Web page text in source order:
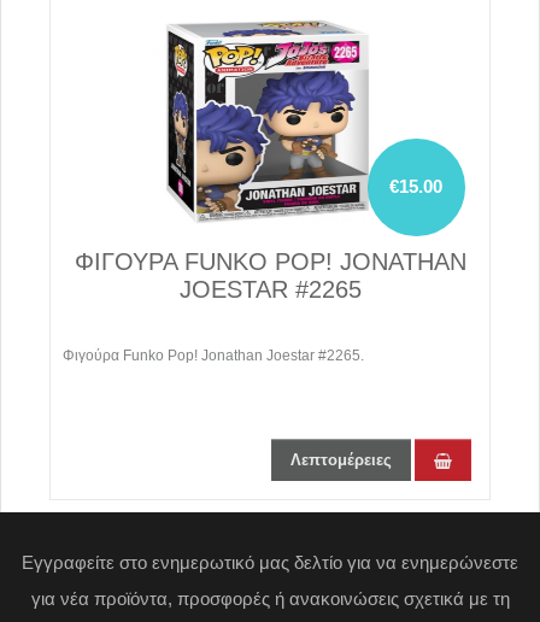
€15.00
ΦΙΓΟΥΡΑ FUNKO POP! JONATHAN
JOESTAR #2265
Φιγούρα Funko Pop! Jonathan Joestar #2265.
Λεπτομέρειες
Εγγραφείτε στο ενημερωτικό μας δελτίο για να ενημερώνεστε
για νέα προϊόντα, προσφορές ή ανακοινώσεις σχετικά με τη